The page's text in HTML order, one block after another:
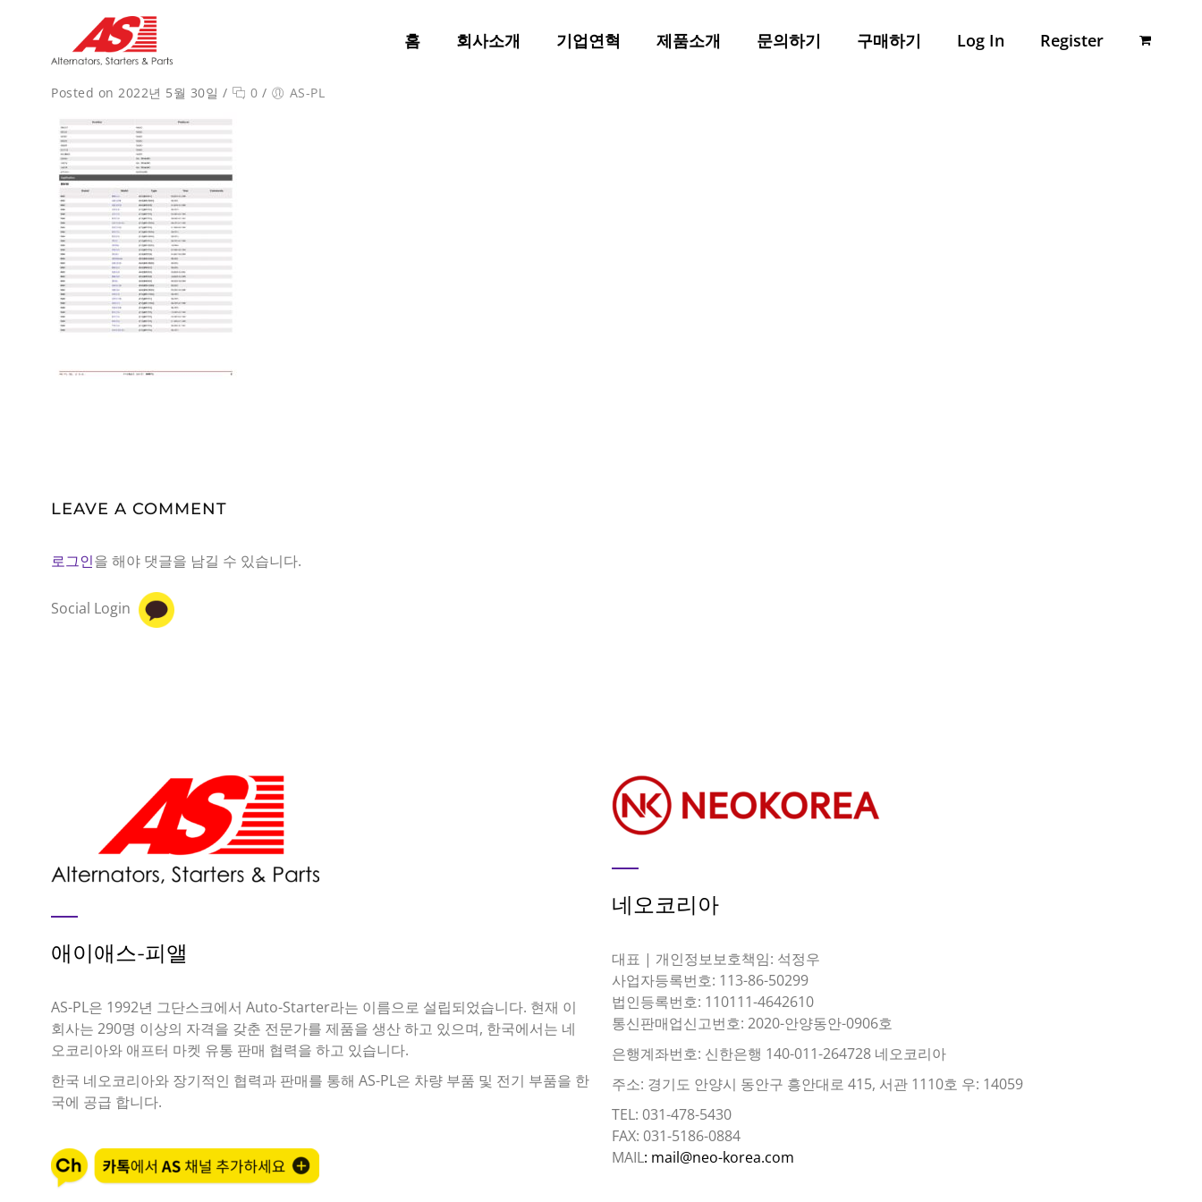
홈 회사소개 기업연혁 제품소개 문의하기 구매하기 Log In Register
Posted on 2022년 5월 30일 / 0 / AS-PL
LEAVE A COMMENT
로그인을 해야 댓글을 남길 수 있습니다.
Social Login
애이애스-피앨
AS-PL은 1992년 그단스크에서 Auto-Starter라는 이름으로 설립되었습니다. 현재 이
회사는 290명 이상의 자격을 갖춘 전문가를 제품을 생산 하고 있으며, 한국에서는 네
오코리아와 애프터 마켓 유통 판매 협력을 하고 있습니다.
한국 네오코리아와 장기적인 협력과 판매를 통해 AS-PL은 차량 부품 및 전기 부품을 한
국에 공급 합니다.
네오코리아
대표 | 개인정보보호책임: 석정우
사업자등록번호: 113-86-50299
법인등록번호: 110111-4642610
통신판매업신고번호: 2020-안양동안-0906호
은행계좌번호: 신한은행 140-011-264728 네오코리아
주소: 경기도 안양시 동안구 흥안대로 415, 서관 1110호 우: 14059
TEL: 031-478-5430
FAX: 031-5186-0884
MAIL: mail@neo-korea.com